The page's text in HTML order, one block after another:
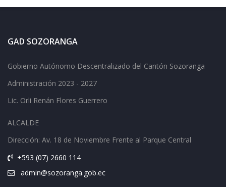
GAD SOZORANGA
Gobierno Autónomo Descentralizado del Cantón Sozoranga
Administración 2023 - 2027
Lic. Orli Renán Flores Guerrero
ALCALDE
Dirección: Av. 18 de Noviembre Frente al Parque Central
+593 (07) 2660 114
admin@sozoranga.gob.ec